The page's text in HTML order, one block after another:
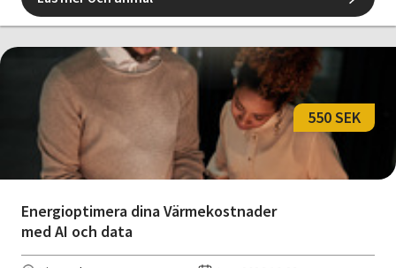
Energioptimera dina Värmekostnader
med AI och data
550 SEK